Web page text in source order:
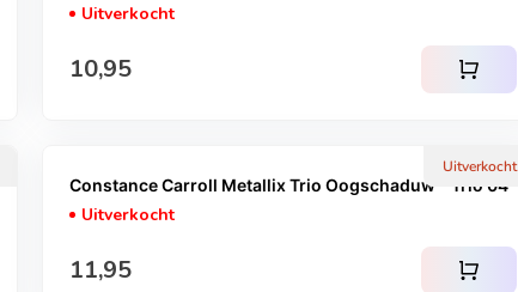
Uitverkocht
Normale prijs
10,95 shopping_cart
Uitverkocht
Constance Carroll Metallix Trio Oogschaduw - Trio 04
Uitverkocht
Normale prijs
11,95 shopping_cart